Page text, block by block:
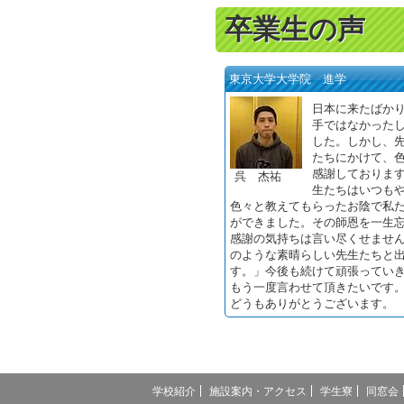
卒業生の声
東京大学大学院 進学
呉 杰祐
日本に来たばか
手ではなかった
した。しかし、
たちにかけて、
感謝しておりま
生たちはいつも
色々と教えてもらったお陰で私
ができました。その師恩を一生
感謝の気持ちは言い尽くせませ
のような素晴らしい先生たちと
す。」今後も続けて頑張ってい
もう一度言わせて頂きたいです
どうもありがとうございます。
学校紹介 施設案内・アクセス 学生寮 同窓会